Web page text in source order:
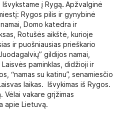
Išvykstame į Rygą.Apžvalginė
Rygos pilis ir gynybinė
Domo katedra ir
Rotušės aikštė, kurioje
ir puošniausias prieškario
gildijos namai,
paminklas, didžioji ir
“namas su katinu”, senamiesčio
laikas. Išvykimas iš Rygos.
. Vėlai vakare grįžimas
apie Lietuvą.